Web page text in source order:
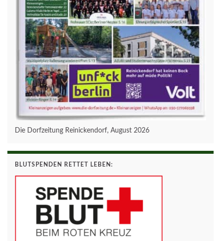
Die Dorfzeitung Reinickendorf, August 2026
BLUTSPENDEN RETTET LEBEN: